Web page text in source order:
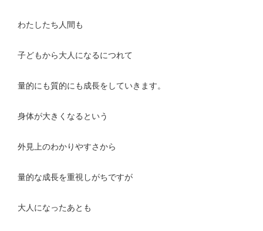
わたしたち人間も
子どもから大人になるにつれて
量的にも質的にも成長をしていきます。
身体が大きくなるという
外見上のわかりやすさから
量的な成長を重視しがちですが
大人になったあとも